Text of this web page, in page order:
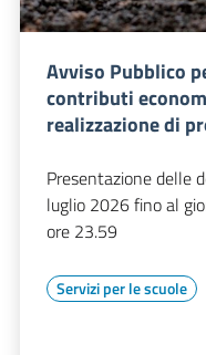
Avviso Pubblico
contributi
realizzazione di
Presentazione delle
luglio 2026 fino al
ore 23.59
Servizi per le scuole